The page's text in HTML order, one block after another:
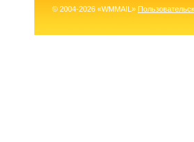
© 2004-2026 «WMMAIL»